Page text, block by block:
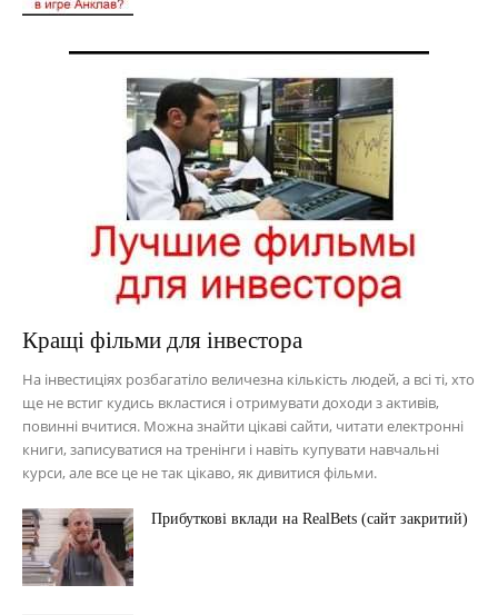
Кращі фільми для інвестора
На інвестиціях розбагатіло величезна кількість людей, а всі ті, хто
ще не встиг кудись вкластися і отримувати доходи з активів,
повинні вчитися. Можна знайти цікаві сайти, читати електронні
книги, записуватися на тренінги і навіть купувати навчальні
курси, але все це не так цікаво, як дивитися фільми.
Прибуткові вклади на RealBets (сайт закритий)